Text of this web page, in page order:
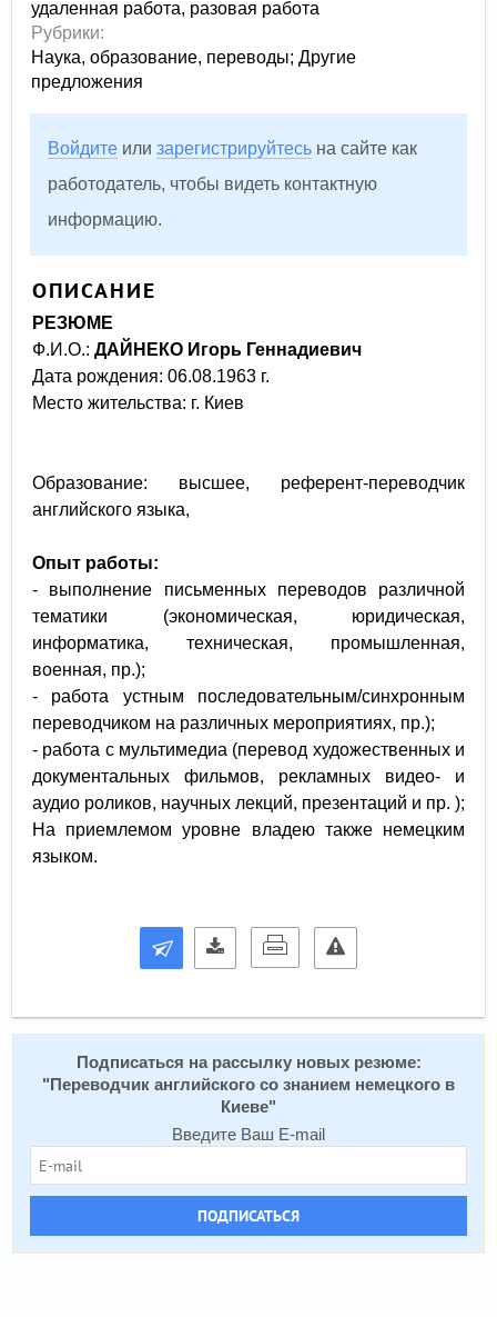
удаленная работа, разовая работа
Рубрики:
Наука, образование, переводы; Другие
предложения
Войдите илизарегистрируйтесь на сайте как
работодатель, чтобы видеть контактную
информацию.
ОПИСАНИЕ
РЕЗЮМЕ
Ф.И.О.: ДАЙНЕКО Игорь Геннадиевич
Дата рождения: 06.08.1963 г.
Место жительства: г. Киев
Образование: высшее, референт-переводчик
английского языка,
Опыт работы:
- выполнение письменных переводов различной
тематики (экономическая, юридическая,
информатика, техническая, промышленная,
военная, пр.);
- работа устным последовательным/синхронным
переводчиком на различных мероприятиях, пр.);
- работа с мультимедиа (перевод художественных и
документальных фильмов, рекламных видео- и
аудио роликов, научных лекций, презентаций и пр. );
На приемлемом уровне владею также немецким
языком.
Подписаться на рассылку новых резюме:
" Переводчик английского со знанием немецкого в
Киеве"
Введите Ваш E-mail
ПОДПИСАТЬСЯ